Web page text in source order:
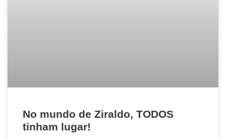
No mundo de Ziraldo, TODOS
tinham lugar!